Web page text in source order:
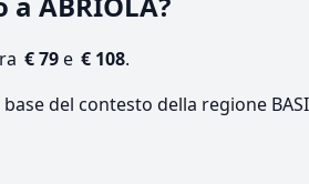
€ 79e € 108.
del contesto della regione